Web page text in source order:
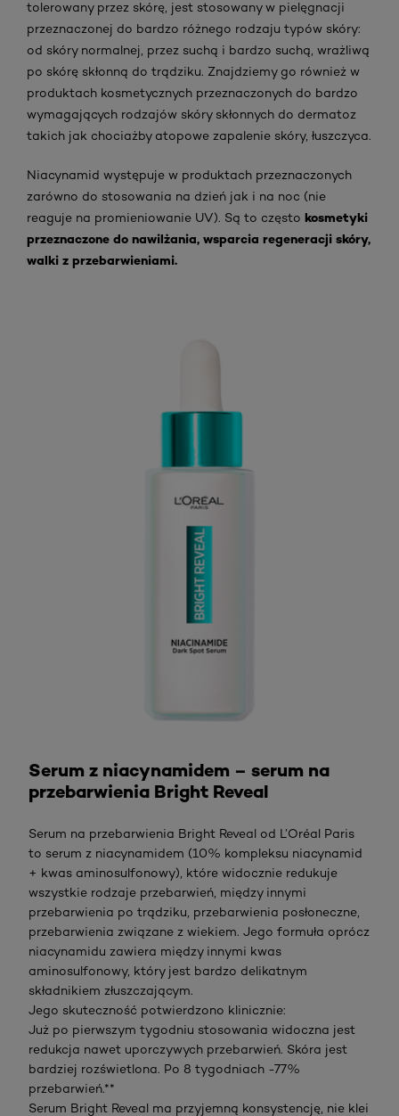
tolerowany przez skórę, jest stosowany w pielęgnacji
przeznaczonej do bardzo różnego rodzaju typów skóry:
od skóry normalnej, przez suchą i bardzo suchą, wrażliwą
po skórę skłonną do trądziku. Znajdziemy go również w
produktach kosmetycznych przeznaczonych do bardzo
wymagających rodzajów skóry skłonnych do dermatoz
takich jak chociażby atopowe zapalenie skóry, łuszczyca.
Niacynamid występuje w produktach przeznaczonych
zarówno do stosowania na dzień jak i na noc (nie
reaguje na promieniowanie UV). Są to często kosmetyki
przeznaczone do nawilżania, wsparcia regeneracji skóry,
walki z przebarwieniami.
Serum z niacynamidem – serum na
przebarwienia Bright Reveal
Serum na przebarwienia Bright Reveal od L’Oréal Paris
to serum z niacynamidem (10% kompleksu niacynamid
+ kwas aminosulfonowy), które widocznie redukuje
wszystkie rodzaje przebarwień, między innymi
przebarwienia po trądziku, przebarwienia posłoneczne,
przebarwienia związane z wiekiem. Jego formuła oprócz
niacynamidu zawiera między innymi kwas
aminosulfonowy, który jest bardzo delikatnym
składnikiem złuszczającym.
Jego skuteczność potwierdzono klinicznie:
Już po pierwszym tygodniu stosowania widoczna jest
redukcja nawet uporczywych przebarwień. Skóra jest
bardziej rozświetlona. Po 8 tygodniach -77%
przebarwień.**
Serum Bright Reveal ma przyjemną konsystencję, nie klei